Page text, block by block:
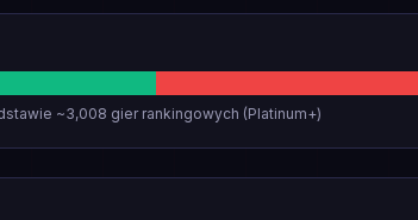
~3,008 gier rankingowych (Platinum+)